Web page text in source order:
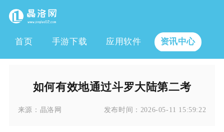
首页 手游下载 应用软件 资讯中心
如何有效地通过斗罗大陆第二考
来源： 晶洛网 发布时间： 2026-05-11 15:59:22